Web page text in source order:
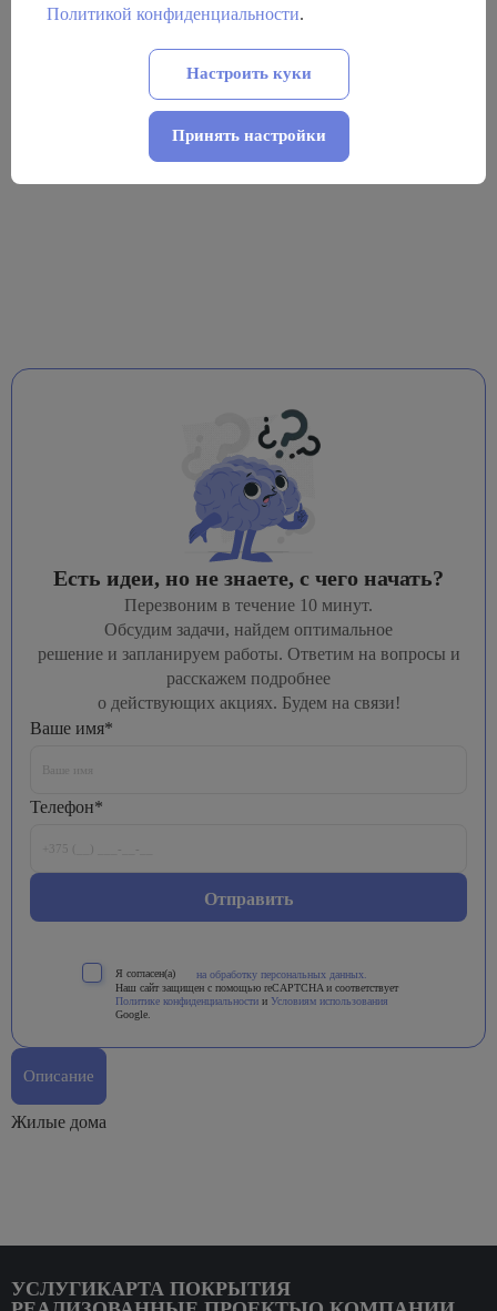
Есть идеи, но не знаете, с чего начать?
Перезвоним в течение 10 минут.
Обсудим задачи, найдем оптимальное
решение и запланируем работы. Ответим на вопросы и
расскажем подробнее
о действующих акциях. Будем на связи!
Ваше имя*
Телефон*
Я согласен(а)
на обработку персональных данных.
Наш сайт защищен с помощью reCAPTCHA и соответствует
Политике конфиденциальности и Условиям использования
Google.
Описание
Жилые дома
УСЛУГИКАРТА ПОКРЫТИЯ
Политикой конфиденциальности.
Настроить куки
Принять настройки